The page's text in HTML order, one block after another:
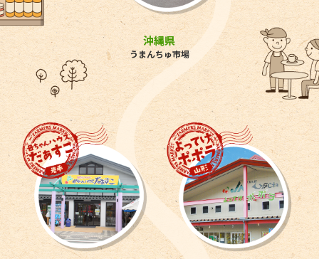
沖縄県
うまんちゅ市場